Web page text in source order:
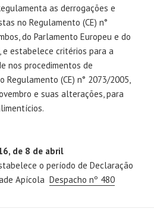
as derrogações e
no Regulamento (CE) n°
do Parlamento Europeu e do
e estabelece critérios para a
nos procedimentos de
(CE) n° 2073/2005,
e suas alterações, para
de 8 de abril
de Declaração
ApícolaDespacho nº 480